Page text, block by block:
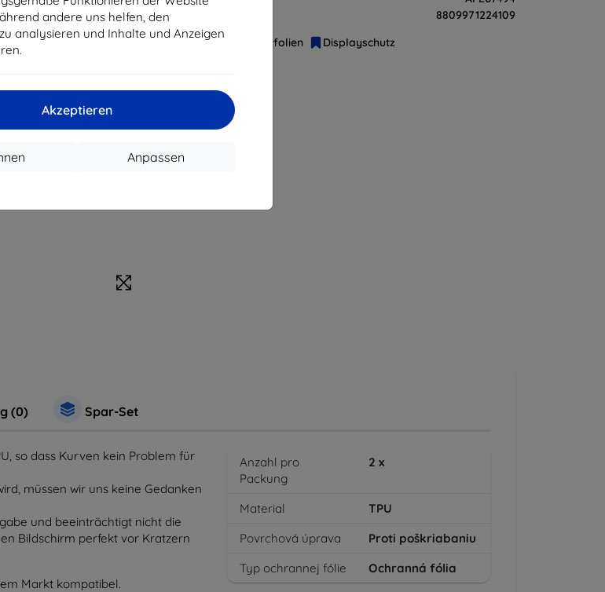
andere uns helfen, den
analysieren und Inhalte und Anzeigen
Akzeptieren
Anpassen
EAN
8809971224109
Zubehör
Schutzfolien Displayschutz
(0) Spar-Set
so dass Kurven kein Problem für
müssen wir uns keine Gedanken
und beeinträchtigt nicht die
Bildschirm perfekt vor Kratzern
Markt kompatibel.
Anzahl pro
Packung
2 x
Material
TPU
Povrchová úprava
Proti poškriabaniu
Typ ochrannej fólie
Ochranná fólia